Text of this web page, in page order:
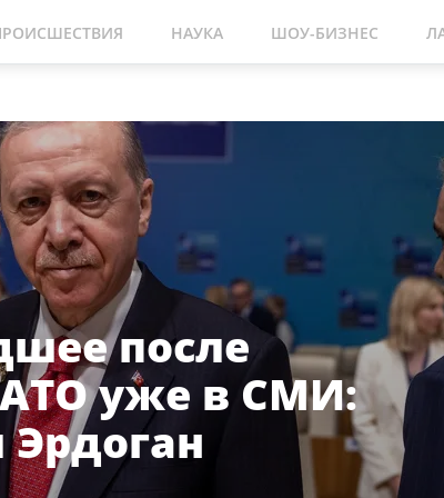
НАУКА ШОУ-БИЗНЕС
после
уже в СМИ:
Эрдоган